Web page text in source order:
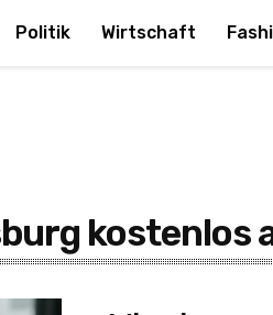
Politik Wirtschaft
kostenlos